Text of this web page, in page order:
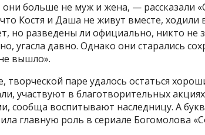
они больше не муж и жена, — рассказали
Костя и Даша не живут вместе, ходили
но разведены ли официально, никто не
угасла давно. Однако они старались
вышло».
творческой паре удалось остаться
участвуют в благотворительных
сообща воспитывают наследницу. А
главную роль в сериале Богомолова